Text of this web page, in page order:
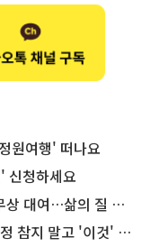
원여행' 떠나요
신청하세요
여…삶의 질 높인다
고 '이것' 해보세요!